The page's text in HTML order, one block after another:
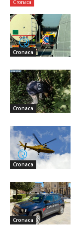
Cronaca
Cronaca
Cronaca
Cronaca
Cronaca